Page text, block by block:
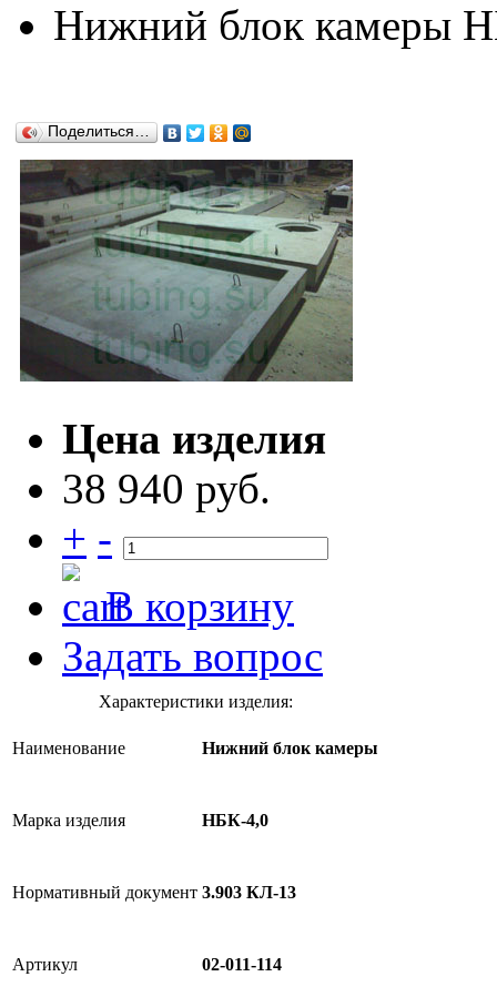
Нижний блок камеры
Поделиться…
Цена изделия
38 940 руб.
+ -
В корзину
Задать вопрос
Характеристики изделия:
Наименование Нижний блок камеры
Марка изделия НБК-4,0
Нормативный документ 3.903 КЛ-13
Артикул 02-011-114